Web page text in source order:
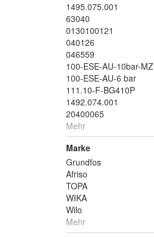
1495.075.001
63040
0130100121
040126
046559
100-ESE-AU-10bar-MZ
100-ESE-AU-6 bar
111.10-F-BG410P
1492.074.001
20400065
Mehr
Marke
Grundfos
Afriso
TOPA
WIKA
Wilo
Mehr